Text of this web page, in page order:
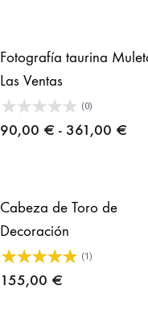
Fotografía taurina
Las Ventas
(0)
90,00 € - 361,00 €
Cabeza de Toro de
Decoración
(1)
155,00 €